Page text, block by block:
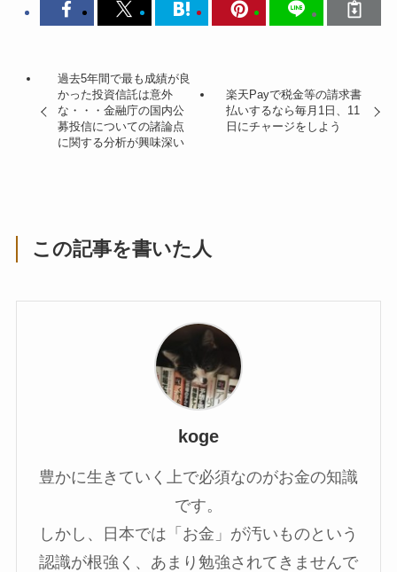
過去5年間で最も成績が良
かった投資信託は意外
な・・・金融庁の国内公
募投信についての諸論点
に関する分析が興味深い
楽天Payで税金等の請求書
払いするなら毎月1日、11
日にチャージをしよう
この記事を書いた人
koge
豊かに生きていく上で必須なのがお金の知識
です。
しかし、日本では「お金」が汚いものという
認識が根強く、あまり勉強されてきませんで